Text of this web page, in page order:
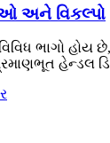
અને વિકલ્પો
ભાગો હોય
હેન્ડલ